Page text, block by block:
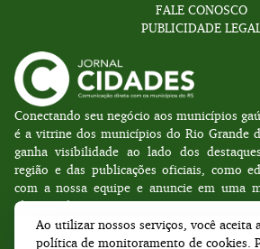
Ao utilizar nossos serviços, você aceita a
política de monitoramento de cookies.
Conectando seu negócio aos municípios
é a vitrine dos municípios do Rio Grande
ganha visibilidade ao lado dos
região e das publicações oficiais, como
com a nossa equipe e anuncie em uma
alcance direto nas Prefeituras e
estado. Seu anúncio no lugar certo, para o
FALE CONOSCO
PUBLICIDADE